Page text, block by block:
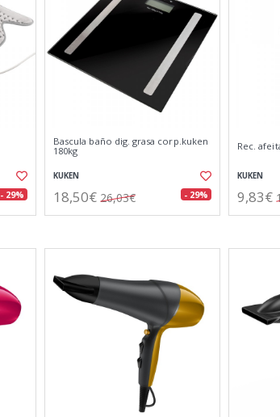
- 29%
Bascula baño dig. grasa corp.kuken
180kg
KUKEN
18,50€ 26,03€ - 29%
Rec.
KUKEN
9,83€